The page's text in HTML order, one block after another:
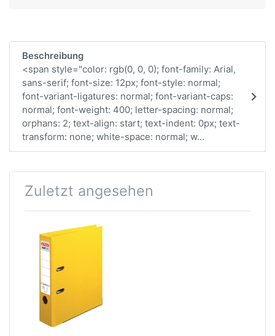
Beschreibung
<span style="color: rgb(0, 0, 0); font-family: Arial,
sans-serif; font-size: 12px; font-style: normal;
font-variant-ligatures: normal; font-variant-caps:
normal; font-weight: 400; letter-spacing: normal;
orphans: 2; text-align: start; text-indent: 0px; text-
transform: none; white-space: normal; w...
Zuletzt angesehen